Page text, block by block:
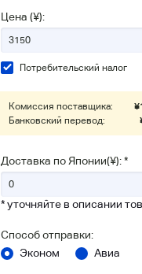
Цена (¥):
Потребительский налог
Комиссия поставщика: ¥
Банковский перевод:
Доставка по Японии(¥): *
* уточняйте в описании
Способ отправки:
Эконом
Авиа